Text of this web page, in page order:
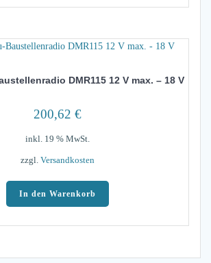
DMR115 12 V max. – 18 V
200,62 €
inkl. 19 % MwSt.
zzgl. Versandkosten
In den Warenkorb